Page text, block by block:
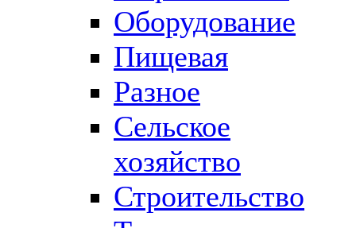
Оборудование
Пищевая
Разное
Сельское
хозяйство
Строительство